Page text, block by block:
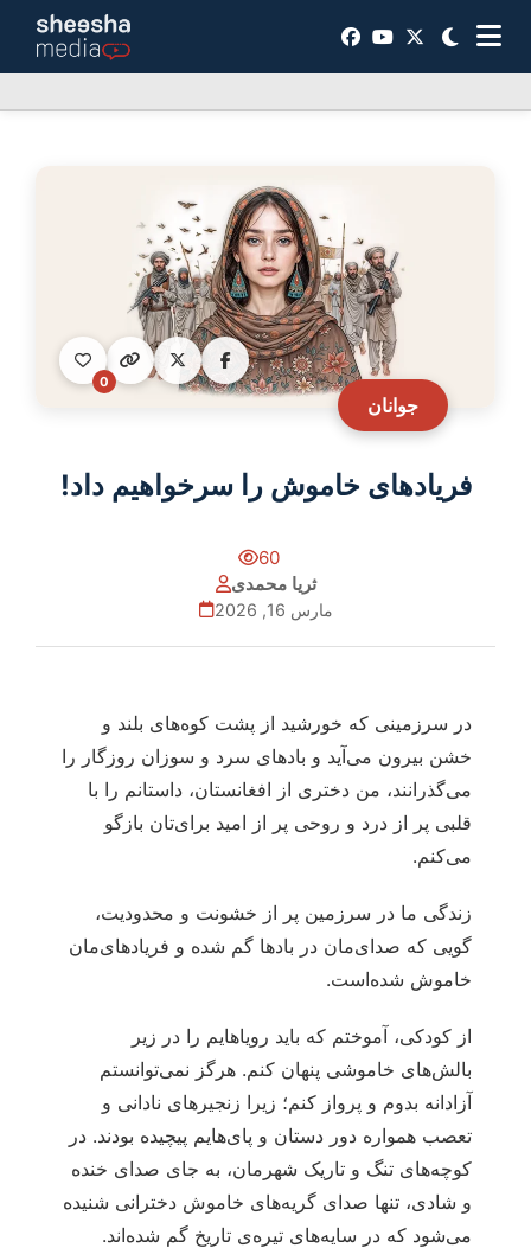
جوانان
0
فریادهای خاموش را سرخواهیم داد!
60
ثریا محمدی
مارس 16, 2026
در سرزمینی که خورشید از پشت کوه‌های بلند و
خشن بیرون می‌آید و بادهای سرد و سوزان روزگار را
می‌گذرانند، من دختری از افغانستان، داستانم را با
قلبی پر از درد و روحی پر از امید برای‌تان بازگو
می‌کنم.
زندگی ما در سرزمین‌ پر از خشونت و محدودیت،
گویی که صدای‌مان در بادها گم شده و فریادهای‌مان
خاموش شده‌است.
از کودکی، آموختم که باید رویاهایم را در زیر
بالش‌های خاموشی پنهان کنم. هرگز نمی‌توانستم
آزادانه بدوم و پرواز کنم؛ زیرا زنجیرهای نادانی و
تعصب همواره دور دستان و پای‌هایم پیچیده بودند. در
کوچه‌های تنگ و تاریک شهرمان، به جای صدای خنده
و شادی، تنها صدای گریه‌های خاموش دخترانی شنیده
می‌شود که در سایه‌های تیره‌ی تاریخ گم شده‌اند.